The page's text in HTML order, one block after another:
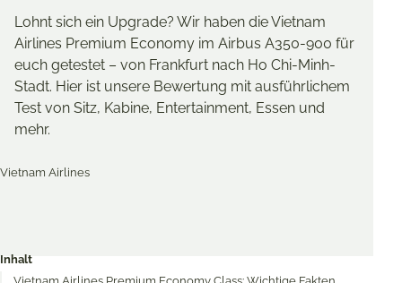
Lohnt sich ein Upgrade? Wir haben die Vietnam
Airlines Premium Economy im Airbus A350-900 für
euch getestet – von Frankfurt nach Ho Chi-Minh-
Stadt. Hier ist unsere Bewertung mit ausführlichem
Test von Sitz, Kabine, Entertainment, Essen und
mehr.
Twitter
Inhalt